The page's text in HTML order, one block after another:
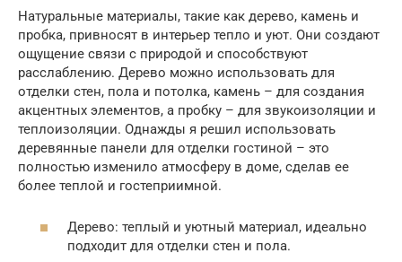
Натуральные материалы, такие как дерево, камень и
пробка, привносят в интерьер тепло и уют. Они создают
ощущение связи с природой и способствуют
расслаблению. Дерево можно использовать для
отделки стен, пола и потолка, камень – для создания
акцентных элементов, а пробку – для звукоизоляции и
теплоизоляции. Однажды я решил использовать
деревянные панели для отделки гостиной – это
полностью изменило атмосферу в доме, сделав ее
более теплой и гостеприимной.
Дерево: теплый и уютный материал, идеально
подходит для отделки стен и пола.